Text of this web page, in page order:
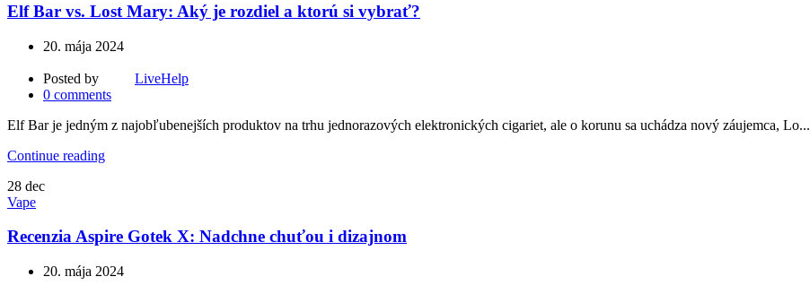
Elf Bar vs. Lost Mary: Aký je rozdiel a ktorú si vybrať?
20. mája 2024
Posted by
LiveHelp
0 comments
Elf Bar je jedným z najobľubenejších produktov na trhu jednorazových elektronických cigariet, ale o korunu sa uchádza nový záujemca, Lo...
Continue reading
28 dec
Vape
Recenzia Aspire Gotek X: Nadchne chuťou i dizajnom
20. mája 2024